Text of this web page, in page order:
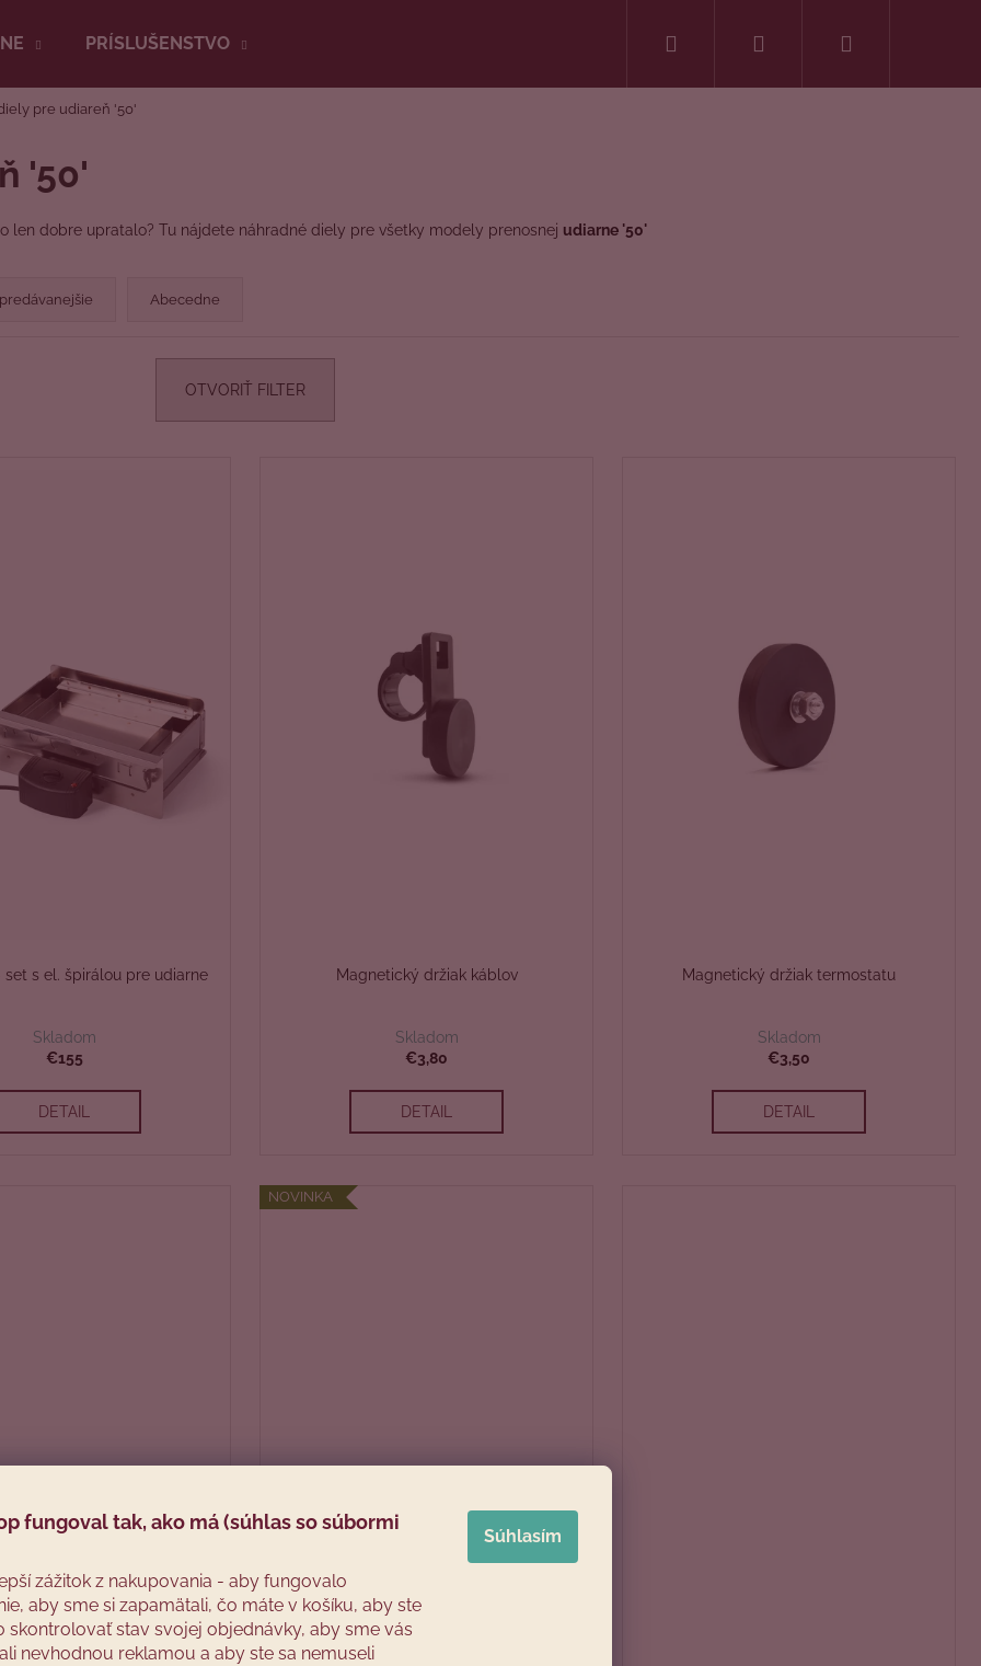
fungoval tak, ako má (súhlas so súbormi
zážitok z nakupovania - aby fungovalo
aby sme si zapamätali, čo máte v košíku, aby ste
skontrolovať stav svojej objednávky, aby sme vás
nevhodnou reklamou a aby ste sa nemuseli
Súhlasím
PRÍSLUŠENSTVO Prihlásenie
pre udiareň '50'
'50'
len dobre upratalo? Tu nájdete náhradné diely pre všetky modely prenosnej udiarne '50'
Abecedne
OTVORIŤ FILTER
set s el. špirálou pre udiarne
Skladom
€155
DETAIL
Magnetický držiak káblov
Skladom
€3,80
DETAIL
Magnetický držiak termostatu
Skladom
€3,50
DETAIL
NOVINKA
Čo potrebujete nájsť?
Odporúčame